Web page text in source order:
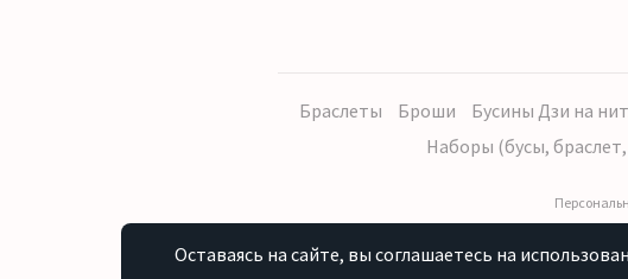
Браслеты Броши Бусины Дзи на
Наборы (бусы, браслет,
Оставаясь на сайте, вы соглашаетесь на